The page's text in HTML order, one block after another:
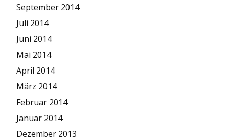
September 2014
Juli 2014
Juni 2014
Mai 2014
April 2014
März 2014
Februar 2014
Januar 2014
Dezember 2013